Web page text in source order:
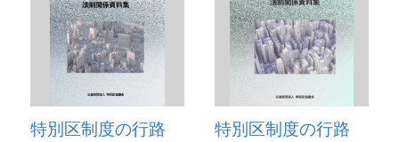
特別区制度の行路
特別区制度の行路